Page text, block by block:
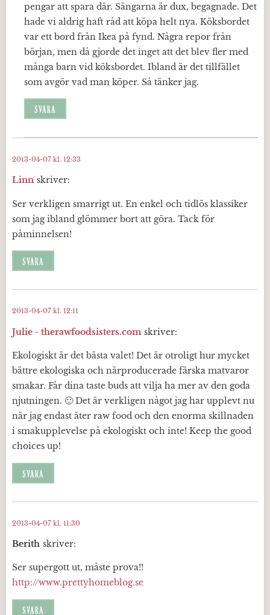
pengar att spara där. Sängarna är dux, begagnade. Det
hade vi aldrig haft råd att köpa helt nya. Köksbordet
var ett bord från Ikea på fynd. Några repor från
början, men då gjorde det inget att det blev fler med
många barn vid köksbordet. Ibland är det tillfället
som avgör vad man köper. Så tänker jag.
SVARA
Linn skriver:
2013-04-07 kl. 12:33
Ser verkligen smarrigt ut. En enkel och tidlös klassiker
som jag ibland glömmer bort att göra. Tack för
påminnelsen!
SVARA
Julie - therawfoodsisters.com skriver:
2013-04-07 kl. 12:11
Ekologiskt är det bästa valet! Det är otroligt hur mycket
bättre ekologiska och närproducerade färska matvaror
smakar. Får dina taste buds att vilja ha mer av den goda
njutningen. 🙂 Det är verkligen något jag har upplevt nu
när jag endast äter raw food och den enorma skillnaden
i smakupplevelse på ekologiskt och inte! Keep the good
choices up!
SVARA
Berith skriver:
2013-04-07 kl. 11:30
Ser supergott ut, måste prova!!
http://www.prettyhomeblog.se
SVARA